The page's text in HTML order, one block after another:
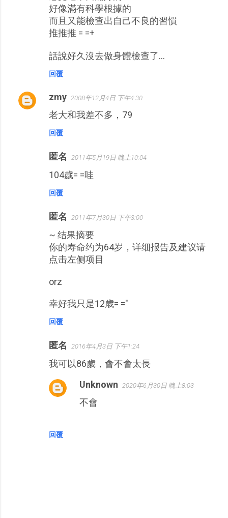
好像滿有科學根據的
而且又能檢查出自己不良的習慣
推推推 = =+
話說好久沒去做身體檢查了...
回覆
zmy 2008年12月4日 下午4:30
老大和我差不多，79
回覆
匿名 2011年5月19日 晚上10:04
104歲= =哇
回覆
匿名 2011年7月30日 下午3:00
~ 结果摘要
你的寿命约为64岁，详细报告及建议请
点击左侧项目
orz
幸好我只是12歳= ="
回覆
匿名 2016年4月3日 下午1:24
我可以86歲，會不會太長
回覆
Unknown 2020年6月30日 晚上8:03
不會